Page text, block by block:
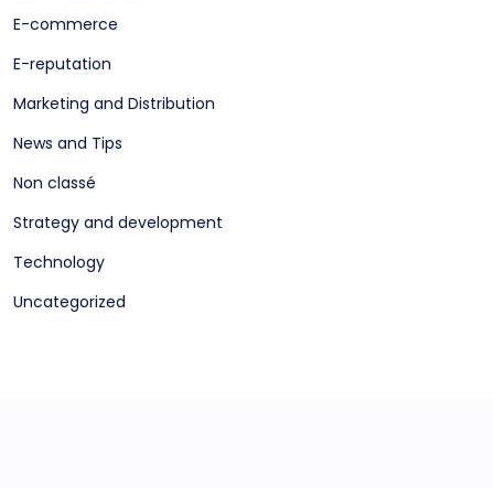
E-commerce
E-reputation
Marketing and Distribution
News and Tips
Non classé
Strategy and development
Technology
Uncategorized